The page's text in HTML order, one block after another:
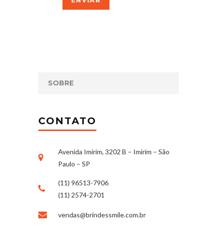
SOBRE
CONTATO
Avenida Imirim, 3202 B – Imirim – São
Paulo – SP
(11) 96513-7906
(11) 2574-2701
vendas@brindessmile.com.br